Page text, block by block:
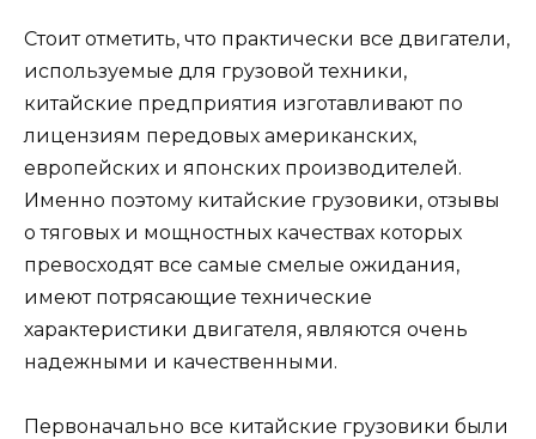
Стоит отметить, что практически все двигатели,
используемые для грузовой техники,
китайские предприятия изготавливают по
лицензиям передовых американских,
европейских и японских производителей.
Именно поэтому китайские грузовики, отзывы
о тяговых и мощностных качествах которых
превосходят все самые смелые ожидания,
имеют потрясающие технические
характеристики двигателя, являются очень
надежными и качественными.
Первоначально все китайские грузовики были